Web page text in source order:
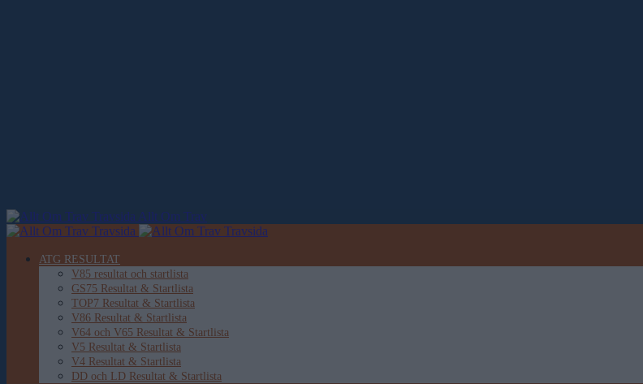
Allt Om Trav
ATG RESULTAT
V85 resultat och startlista
GS75 Resultat & Startlista
TOP7 Resultat & Startlista
V86 Resultat & Startlista
V64 och V65 Resultat & Startlista
V5 Resultat & Startlista
V4 Resultat & Startlista
DD och LD Resultat & Startlista